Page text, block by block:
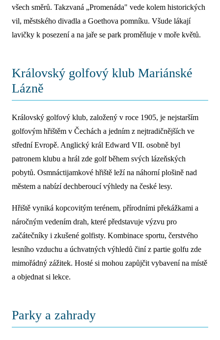
všech směrů. Takzvaná „Promenáda" vede kolem historických
vil, městského divadla a Goethova pomníku. Všude lákají
lavičky k posezení a na jaře se park proměňuje v moře květů.
Královský golfový klub Mariánské
Lázně
Královský golfový klub, založený v roce 1905, je nejstarším
golfovým hřištěm v Čechách a jedním z nejtradičnějších ve
střední Evropě. Anglický král Edward VII. osobně byl
patronem klubu a hrál zde golf během svých lázeňských
pobytů. Osmnáctijamkové hřiště leží na náhorní plošině nad
městem a nabízí dechberoucí výhledy na české lesy.
Hřiště vyniká kopcovitým terénem, přírodními překážkami a
náročným vedením drah, které představuje výzvu pro
začátečníky i zkušené golfisty. Kombinace sportu, čerstvého
lesního vzduchu a úchvatných výhledů činí z partie golfu zde
mimořádný zážitek. Hosté si mohou zapůjčit vybavení na místě
a objednat si lekce.
Parky a zahrady